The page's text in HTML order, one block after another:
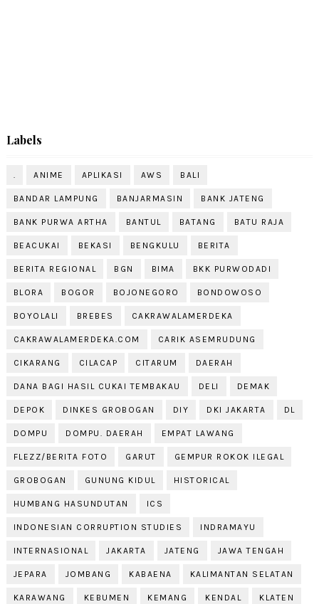
Labels
ANIME APLIKASI AWS BALI
BANDAR LAMPUNG BANJARMASIN BANK JATENG
BANK PURWA ARTHA BANTUL BATANG BATU RAJA
BEACUKAI BEKASI BENGKULU BERITA
BERITA REGIONAL BGN BIMA BKK PURWODADI
BLORA BOGOR BOJONEGORO BONDOWOSO
BOYOLALI BREBES CAKRAWALAMERDEKA
CAKRAWALAMERDEKA.COM CARIK ASEMRUDUNG
CIKARANG CILACAP CITARUM DAERAH
DANA BAGI HASIL CUKAI TEMBAKAU DELI DEMAK
DEPOK DINKES GROBOGAN DIY DKI JAKARTA DL
DOMPU DOMPU. DAERAH EMPAT LAWANG
FLEZZ/BERITA FOTO GARUT GEMPUR ROKOK ILEGAL
GROBOGAN GUNUNG KIDUL HISTORICAL
HUMBANG HASUNDUTAN ICS
INDONESIAN CORRUPTION STUDIES INDRAMAYU
INTERNASIONAL JAKARTA JATENG JAWA TENGAH
JEPARA JOMBANG KABAENA KALIMANTAN SELATAN
KARAWANG KEBUMEN KEMANG KENDAL KLATEN